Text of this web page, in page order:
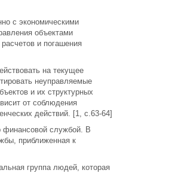
с экономическими
объектами
и погашения
на текущее
неуправляемые
и их структурных
от соблюдения
действий. [1, с.63-64]
финансовой службой. В
приближенная к
группа людей, которая